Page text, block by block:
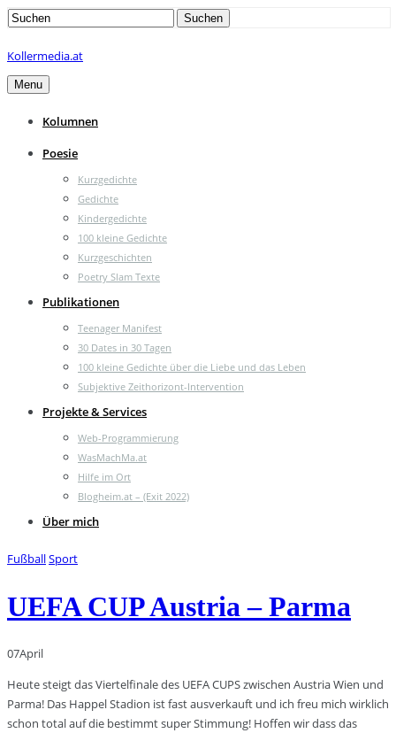
Search
Suchen
Kollermedia.at
Menu
Kolumnen
Poesie
Kurzgedichte
Gedichte
Kindergedichte
100 kleine Gedichte
Kurzgeschichten
Poetry Slam Texte
Publikationen
Teenager Manifest
30 Dates in 30 Tagen
100 kleine Gedichte über die Liebe und das Leben
Subjektive Zeithorizont-Intervention
Projekte & Services
Web-Programmierung
WasMachMa.at
Hilfe im Ort
Blogheim.at – (Exit 2022)
Über mich
FußballSport
UEFA CUP Austria – Parma
07April
Heute steigt das Viertelfinale des UEFA CUPS zwischen Austria Wien und
Parma! Das Happel Stadion ist fast ausverkauft und ich freu mich wirklich
schon total auf die bestimmt super Stimmung! Hoffen wir dass das